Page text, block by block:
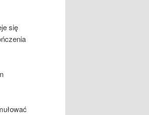
się